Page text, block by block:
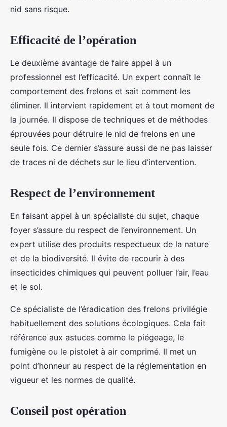
nid sans risque.
Efficacité de l’opération
Le deuxième avantage de faire appel à un
professionnel est l’efficacité. Un expert connaît le
comportement des frelons et sait comment les
éliminer. Il intervient rapidement et à tout moment de
la journée. Il dispose de techniques et de méthodes
éprouvées pour détruire le nid de frelons en une
seule fois. Ce dernier s’assure aussi de ne pas laisser
de traces ni de déchets sur le lieu d’intervention.
Respect de l’environnement
En faisant appel à un spécialiste du sujet, chaque
foyer s’assure du respect de l’environnement. Un
expert utilise des produits respectueux de la nature
et de la biodiversité. Il évite de recourir à des
insecticides chimiques qui peuvent polluer l’air, l’eau
et le sol.
Ce spécialiste de l’éradication des frelons privilégie
habituellement des solutions écologiques. Cela fait
référence aux astuces comme le piégeage, le
fumigène ou le pistolet à air comprimé. Il met un
point d’honneur au respect de la réglementation en
vigueur et les normes de qualité.
Conseil post opération